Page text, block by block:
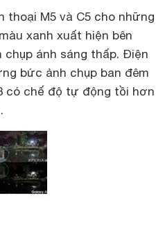
thoại M5 và C5 cho những
xanh xuất hiện bên
ánh sáng thấp. Điện
bức ảnh chụp ban đêm
có chế độ tự động tồi hơn